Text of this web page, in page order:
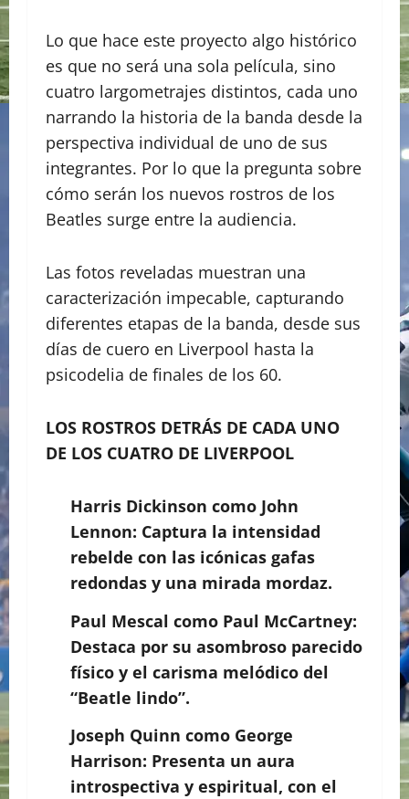
​Lo que hace este proyecto algo histórico
es que no será una sola película, sino
cuatro largometrajes distintos, cada uno
narrando la historia de la banda desde la
perspectiva individual de uno de sus
integrantes. Por lo que la pregunta sobre
cómo serán los nuevos rostros de los
Beatles surge entre la audiencia.
​​Las fotos reveladas muestran una
caracterización impecable, capturando
diferentes etapas de la banda, desde sus
días de cuero en Liverpool hasta la
psicodelia de finales de los 60.
LOS ROSTROS DETRÁS DE CADA UNO
DE LOS CUATRO DE LIVERPOOL
Harris Dickinson como John
Lennon: Captura la intensidad
rebelde con las icónicas gafas
redondas y una mirada mordaz.
Paul Mescal como Paul McCartney:
Destaca por su asombroso parecido
físico y el carisma melódico del
“Beatle lindo”.
Joseph Quinn como George
Harrison: Presenta un aura
introspectiva y espiritual, con el